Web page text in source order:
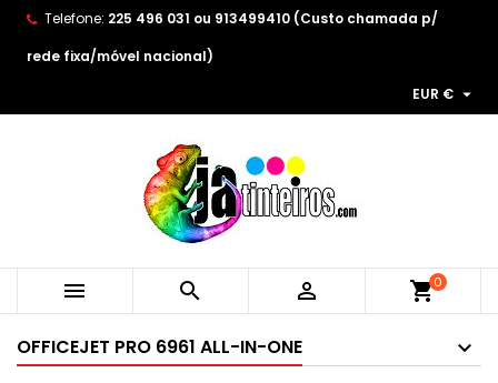
Telefone: 225 496 031 ou 913499410 (Custo chamada p/
rede fixa/móvel nacional)
EUR € 
   shopping_cart0
OFFICEJET PRO 6961 ALL-IN-ONE
As minhas listas de desejos ×
((modalTitle)) ×
((cancelText)) ((modalDeleteText))
Create wishlist ×
Wishlist name
Cancelar Create wishlist
Entrar ×
You need to be logged in to save products in your
wishlist.
Cancelar